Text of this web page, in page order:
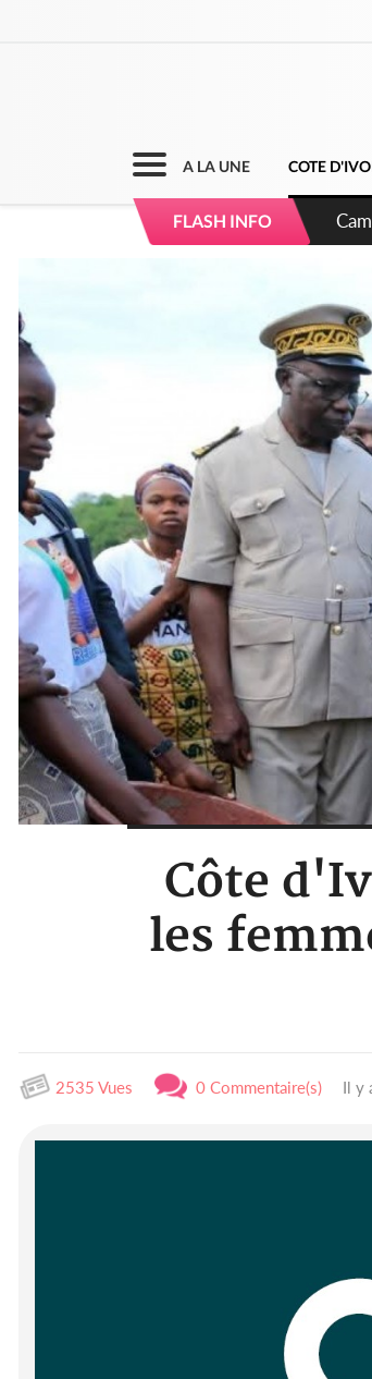
A LA UNE COTE
FLASH INFO
Côte
les
2535 Vues 0 Commentaire(s) Il y